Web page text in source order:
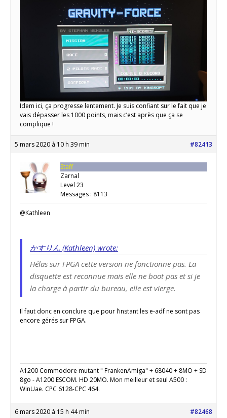
Idem ici, ça progresse lentement. Je suis confiant sur le fait que je
vais dépasser les 1000 points, mais c’est après que ça se
complique !
5 mars 2020 à 10 h 39 min #82413
Staff
Zarnal
Level 23
Messages : 8113
@Kathleen
かすりん (Kathleen) wrote:
Hélas sur FPGA cette version ne fonctionne pas. La
disquette est reconnue mais elle ne boot pas et si je
la charge à partir du bureau, elle est vierge.
Il faut donc en conclure que pour l’instant les e-adf ne sont pas
encore gérés sur FPGA.
A1200 Commodore mutant " FrankenAmiga" + 68040 + 8MO + SD
8go - A1200 ESCOM. HD 20MO. Mon meilleur et seul A500 :
WinUae. CPC 6128-CPC 464.
6 mars 2020 à 15 h 44 min #82468